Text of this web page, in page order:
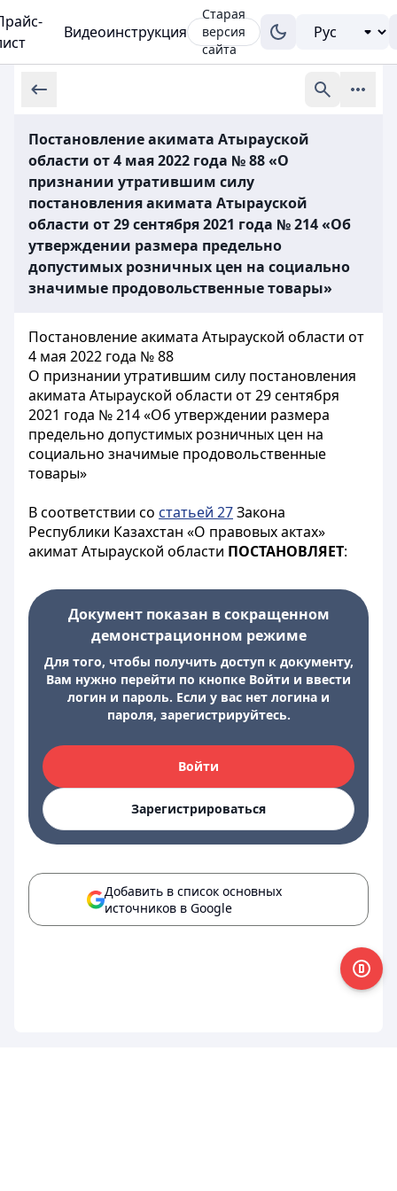
Видеоинструкция
Старая
версия
сайта
Постановление акимата Атырауской
области от 4 мая 2022 года № 88 «О
признании утратившим силу
постановления акимата Атырауской
области от 29 сентября 2021 года № 214 «Об
утверждении размера предельно
допустимых розничных цен на социально
значимые продовольственные товары»
Постановление акимата Атырауской области от
4 мая 2022 года № 88
О признании утратившим силу постановления
акимата Атырауской области от 29 сентября
2021 года № 214 «Об утверждении размера
предельно допустимых розничных цен на
социально значимые продовольственные
товары»
В соответствии со статьей 27Закона
Республики Казахстан «О правовых актах»
акимат Атырауской области ПОСТАНОВЛЯЕТ:
Документ показан в сокращенном
демонстрационном режиме
Для того, чтобы получить доступ к документу,
Вам нужно перейти по кнопке Войти и ввести
логин и пароль. Если у вас нет логина и
пароля, зарегистрируйтесь.
Войти
Зарегистрироваться
Добавить в список основных
источников в Google